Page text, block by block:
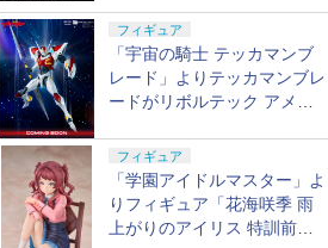
開始
フィギュア
「宇宙の騎士 テッカマンブ
レード」よりテッカマンブレ
ードがリボルテック アメイ
定
フィギュア
「学園アイドルマスター」よ
りフィギュア「花海咲季 雨
上がりのアイリス 特訓前